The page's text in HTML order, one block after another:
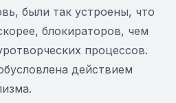
были так устроены, что
блокираторов, чем
процессов.
действием